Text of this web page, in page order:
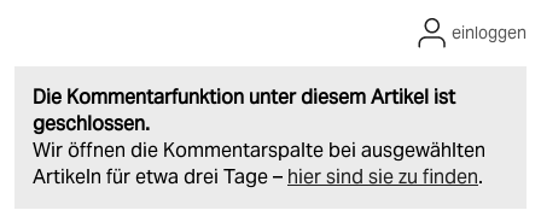
Die Kommentarfunktion unter diesem Artikel ist
geschlossen.
Wir öffnen die Kommentarspalte bei ausgewählten
Artikeln für etwa drei Tage – hier sind sie zu finden.
einloggen